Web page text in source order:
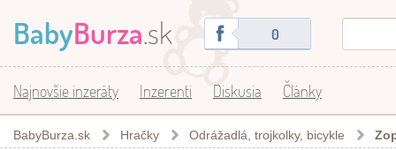
BabyBurza.sk 0
Najnovšie inzeráty Inzerenti Diskusia Články
BabyBurza.sk Hračky Odrážadlá, trojkolky, bicykle